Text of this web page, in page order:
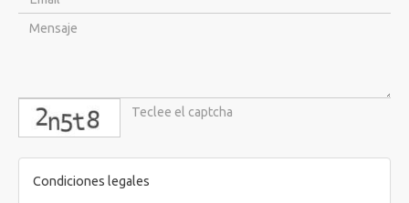
captcha
Condiciones legales